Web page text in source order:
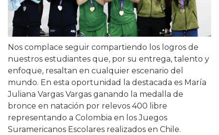
Nos complace seguir compartiendo los logros de
nuestros estudiantes que, por su entrega, talento y
enfoque, resaltan en cualquier escenario del
mundo. En esta oportunidad la destacada es María
Juliana Vargas Vargas ganando la medalla de
bronce en natación por relevos 400 libre
representando a Colombia en los Juegos
Suramericanos Escolares realizados en Chile.